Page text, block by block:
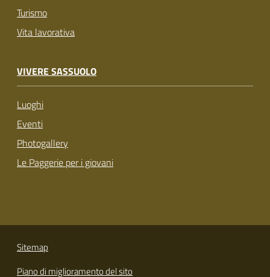
Turismo
Vita lavorativa
VIVERE SASSUOLO
Luoghi
Eventi
Photogallery
Le Paggerie per i giovani
Sitemap
Piano di miglioramento del sito